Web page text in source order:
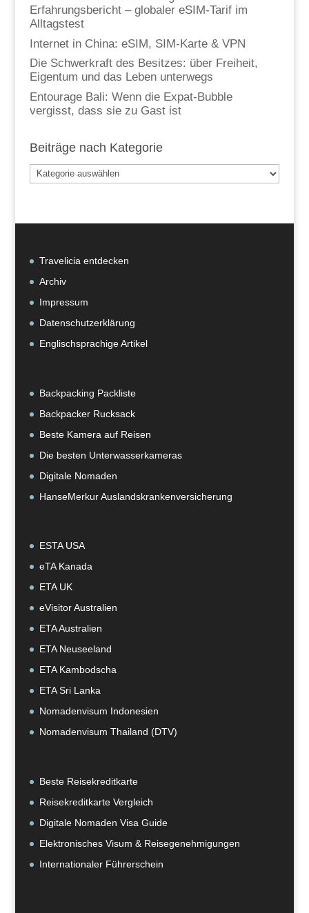
Erfahrungsbericht – globaler eSIM-Tarif im
Alltagstest
Internet in China: eSIM, SIM-Karte & VPN
Die Schwerkraft des Besitzes: über Freiheit,
Eigentum und das Leben unterwegs
Entourage Bali: Wenn die Expat-Bubble
vergisst, dass sie zu Gast ist
Beiträge nach Kategorie
Beiträge
nach
Travelicia entdecken
Archiv
Impressum
Datenschutzerklärung
Englischsprachige Artikel
Backpacking Packliste
Backpacker Rucksack
Beste Kamera auf Reisen
Die besten Unterwasserkameras
Digitale Nomaden
HanseMerkur Auslandskrankenversicherung
ESTA USA
eTA Kanada
ETA UK
eVisitor Australien
ETA Australien
ETA Neuseeland
ETA Kambodscha
ETA Sri Lanka
Nomadenvisum Indonesien
Nomadenvisum Thailand (DTV)
Beste Reisekreditkarte
Reisekreditkarte Vergleich
Digitale Nomaden Visa Guide
Elektronisches Visum & Reisegenehmigungen
Internationaler Führerschein